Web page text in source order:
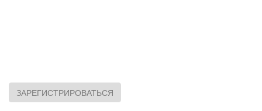
ЗАРЕГИСТРИРОВАТЬСЯ